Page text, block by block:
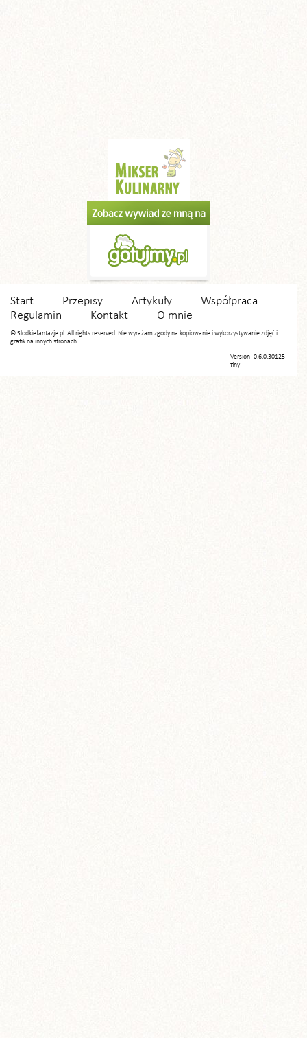
Start Przepisy Artykuły
Współpraca
Regulamin
Kontakt O mnie
© Slodkiefantazje.pl. All rights reserved. Nie wyrażam zgody na kopiowanie i wykorzystywanie zdjęć i
grafik na innych stronach.
Version: 0.6.0.30125
tiny